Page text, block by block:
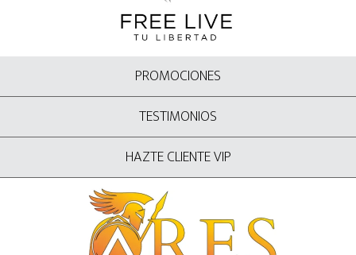
PROMOCIONES
TESTIMONIOS
HAZTE CLIENTE VIP